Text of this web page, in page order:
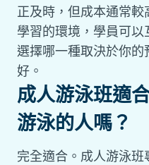
正及時，但成本通常
學習的環境，學員可以
選擇哪一種取決於你
好。
成人游泳班適
游泳的人嗎？
完全適合。成人游泳